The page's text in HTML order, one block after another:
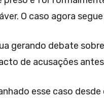
O caso agora
gerando debate
de acusações
esse caso